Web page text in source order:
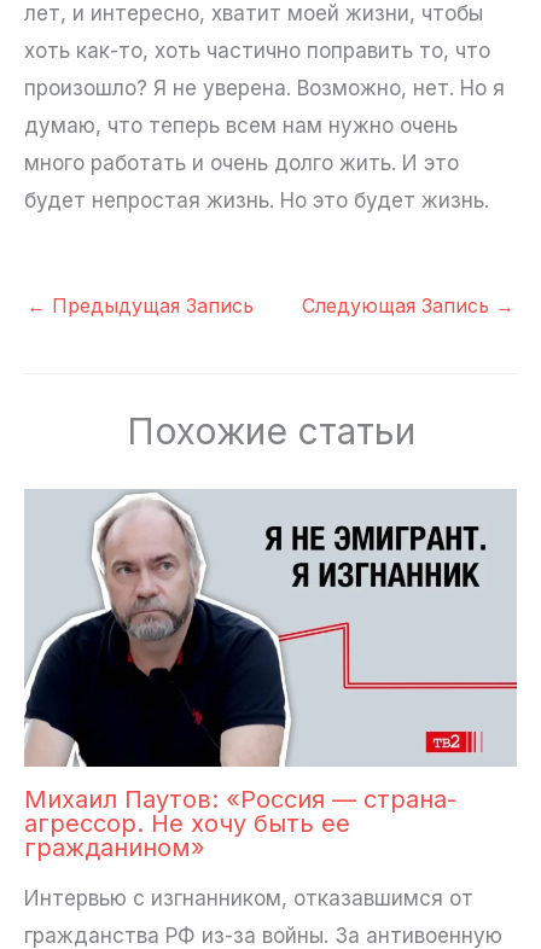
лет, и интересно, хватит моей жизни, чтобы
хоть как-то, хоть частично поправить то, что
произошло? Я не уверена. Возможно, нет. Но я
думаю, что теперь всем нам нужно очень
много работать и очень долго жить. И это
будет непростая жизнь. Но это будет жизнь.
← Предыдущая Запись Следующая Запись →
Похожие статьи
Михаил Паутов: «Россия — страна-
агрессор. Не хочу быть ее
гражданином»
Интервью с изгнанником, отказавшимся от
гражданства РФ из-за войны. За антивоенную